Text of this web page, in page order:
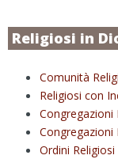
Religiosi in
Comunità
Religiosi con
Congregazioni
Congregazioni
Ordini